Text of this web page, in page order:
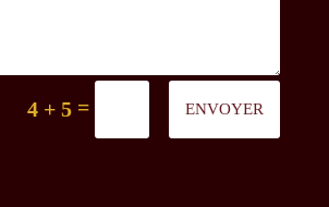
4 + 5 = ENVOYER